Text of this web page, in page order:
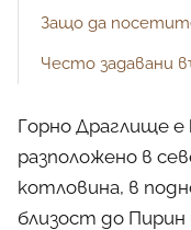
Защо да
Често задавани
посещение?
Горно Драглище е
разположено в
котловина, в
близост до Пирин